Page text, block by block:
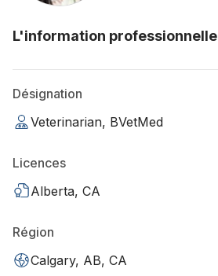
L'information professionnelle
Désignation
Veterinarian, BVetMed
Licences
Alberta, CA
Région
Calgary, AB, CA